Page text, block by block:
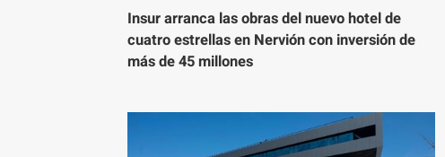
Insur arranca las obras del nuevo hotel de
cuatro estrellas en Nervión con inversión de
más de 45 millones